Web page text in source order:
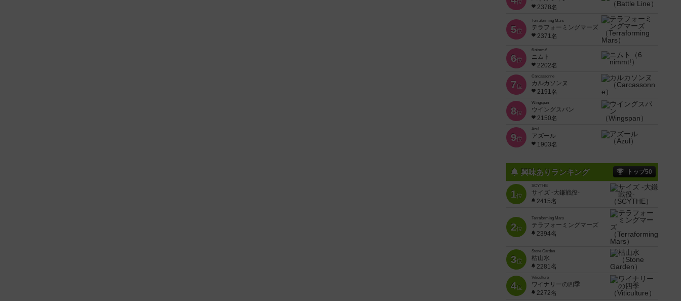
位
2378名
5位
Terraforming Mars
テラフォーミングマーズ
2371名
6位
6 nimmt!
ニムト
2202名
7位
Carcassonne
カルカソンヌ
2191名
8位
Wingspan
ウイングスパン
2150名
9位
Azul
アズール
1903名
興味ありランキング トップ50
1位
SCYTHE
サイズ -大鎌戦役-
2415名
2位
Terraforming Mars
テラフォーミングマーズ
2394名
3位
Stone Garden
枯山水
2281名
4位
Viticulture
ワイナリーの四季
2272名